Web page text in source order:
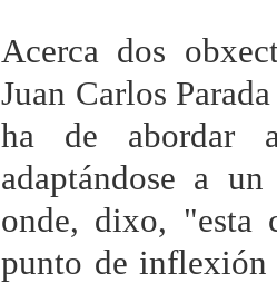
Acerca dos
Juan Carlos
ha de abordar
adaptándose a
onde, dixo, "esta
punto de inflexión